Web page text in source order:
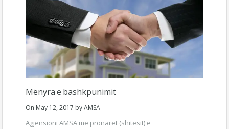
Mënyra e bashkpunimit
On May 12, 2017 byAMSA
Agjensioni AMSA me pronaret (shitësit) e